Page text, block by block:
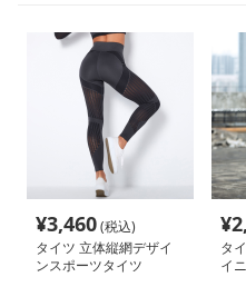
¥3,460(税込)
タイツ 立体縦網デザイ
ンスポーツタイツ
¥
タ
イ